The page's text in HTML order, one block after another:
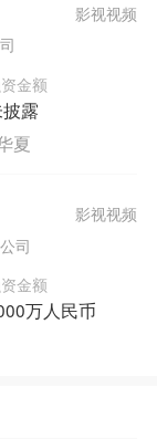
金额
露
影视视频
夏
司
金额
万人民币
影视视频